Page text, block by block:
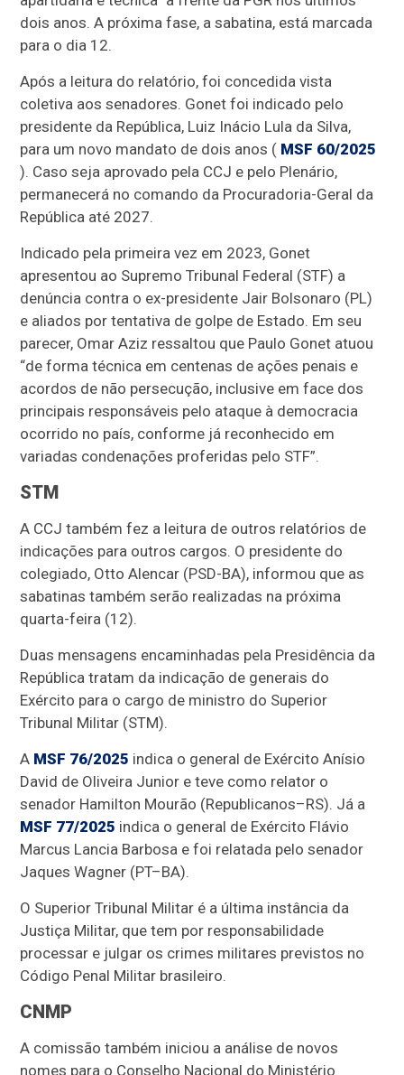
dois anos. A próxima fase, a sabatina, está marcada
para o dia 12.
Após a leitura do relatório, foi concedida vista
coletiva aos senadores. Gonet foi indicado pelo
presidente da República, Luiz Inácio Lula da Silva,
para um novo mandato de dois anos ( MSF 60/2025
). Caso seja aprovado pela CCJ e pelo Plenário,
permanecerá no comando da Procuradoria-Geral da
República até 2027.
Indicado pela primeira vez em 2023, Gonet
apresentou ao Supremo Tribunal Federal (STF) a
denúncia contra o ex-presidente Jair Bolsonaro (PL)
e aliados por tentativa de golpe de Estado. Em seu
parecer, Omar Aziz ressaltou que Paulo Gonet atuou
“de forma técnica em centenas de ações penais e
acordos de não persecução, inclusive em face dos
principais responsáveis pelo ataque à democracia
ocorrido no país, conforme já reconhecido em
variadas condenações proferidas pelo STF”.
STM
A CCJ também fez a leitura de outros relatórios de
indicações para outros cargos. O presidente do
colegiado, Otto Alencar (PSD-BA), informou que as
sabatinas também serão realizadas na próxima
quarta-feira (12).
Duas mensagens encaminhadas pela Presidência da
República tratam da indicação de generais do
Exército para o cargo de ministro do Superior
Tribunal Militar (STM).
A MSF 76/2025 indica o general de Exército Anísio
David de Oliveira Junior e teve como relator o
senador Hamilton Mourão (Republicanos–RS). Já a
MSF 77/2025 indica o general de Exército Flávio
Marcus Lancia Barbosa e foi relatada pelo senador
Jaques Wagner (PT–BA).
O Superior Tribunal Militar é a última instância da
Justiça Militar, que tem por responsabilidade
processar e julgar os crimes militares previstos no
Código Penal Militar brasileiro.
CNMP
A comissão também iniciou a análise de novos
nomes para o Conselho Nacional do Ministério